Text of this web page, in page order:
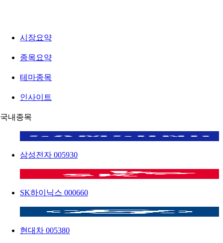
시장요약
종목요약
테마종목
인사이트
국내종목
삼성전자 005930
SK하이닉스 000660
현대차 005380